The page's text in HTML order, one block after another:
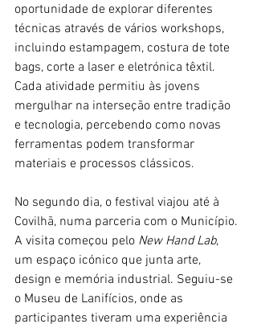
oportunidade de explorar diferentes
técnicas através de vários workshops,
incluindo estampagem, costura de tote
bags, corte a laser e eletrónica têxtil.
Cada atividade permitiu às jovens
mergulhar na interseção entre tradição
e tecnologia, percebendo como novas
ferramentas podem transformar
materiais e processos clássicos.
No segundo dia, o festival viajou até à
Covilhã, numa parceria com o Município.
A visita começou pelo New Hand Lab,
um espaço icónico que junta arte,
design e memória industrial. Seguiu-se
o Museu de Lanifícios, onde as
participantes tiveram uma experiência